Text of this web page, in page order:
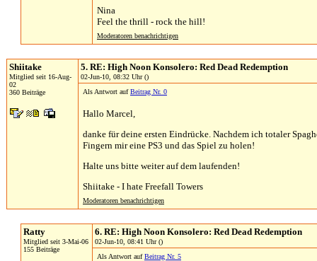
Nina
Feel the thrill - rock the hill!
Moderatoren benachrichtigen
Shiitake
Mitglied seit 16-Aug-
02
360 Beiträge
5. RE: High Noon Konsolero: Red Dead Redemption
02-Jun-10, 08:32 Uhr ()
Als Antwort aufBeitrag Nr. 0
Hallo Marcel,
danke für deine ersten Eindrücke. Nachdem ich totaler
Fingern mir eine PS3 und das Spiel zu holen!
Halte uns bitte weiter auf dem laufenden!
Shiitake - I hate Freefall Towers
Moderatoren benachrichtigen
Ratty
Mitglied seit 3-Mai-06
155 Beiträge
6. RE: High Noon Konsolero: Red Dead Redemption
02-Jun-10, 08:41 Uhr ()
Als Antwort aufBeitrag Nr. 5